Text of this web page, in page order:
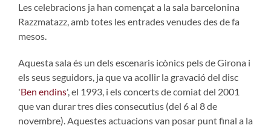
Les celebracions ja han començat a la sala barcelonina
Razzmatazz, amb totes les entrades venudes des de fa
mesos.
Aquesta sala és un dels escenaris icònics pels de Girona i
els seus seguidors, ja que va acollir la gravació del disc
'Ben endins', el 1993, i els concerts de comiat del 2001
que van durar tres dies consecutius (del 6 al 8 de
novembre). Aquestes actuacions van posar punt final a la